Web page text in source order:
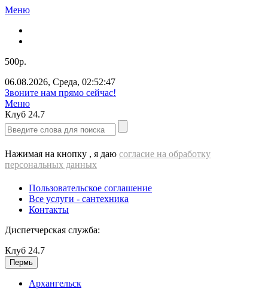
Меню
500р.
06.08.2026, Среда, 02:52:47
Звоните нам прямо сейчас!
Меню
Клуб 24.7
Нажимая на кнопку , я даю согласие на обработку
персональных данных
Пользовательское соглашение
Все услуги - cантехника
Контакты
Диспетчерская служба:
Клуб 24.7
Пермь
Архангельск